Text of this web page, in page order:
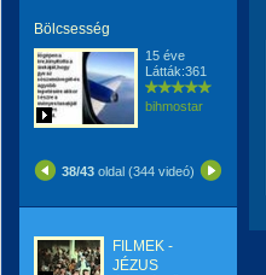
Bölcsesség
15 éve
Látták:361
bihmostar
38/43 oldal (344 videó)
FILMEK -
JÉZUS